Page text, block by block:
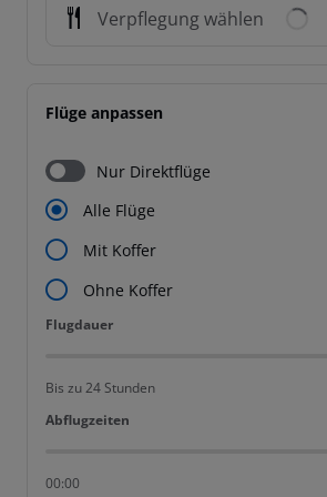
Verpflegung wählen
Flüge anpassen
Nur Direktflüge
Alle Flüge
Mit Koffer
Ohne Koffer
Flugdauer
Flugdauer
Bis zu 24 Stunden
Abflugzeiten
Abflugzeiten
00:00